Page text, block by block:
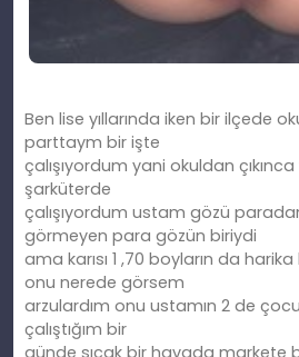
Ben lise yıllarında iken bir ilçede
parttaym bir işte
çalışıyordum yani okuldan
şarküterde
çalışıyordum ustam gözü
görmeyen para gözün biriydi
ama karısı 1 ,70 boyların da
onu nerede görsem
arzulardım onu ustamın 2 de
çalıştığım bir
günde sıcak bir havada markete